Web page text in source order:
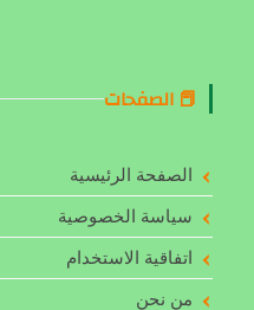
📕 الصفحات
الصفحة الرئيسية
سياسة الخصوصية
اتفاقية الاستخدام
من نحن